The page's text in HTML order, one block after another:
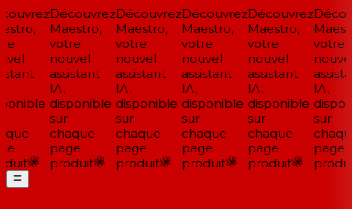
Découvrez
Maestro,
votre
nouvel
assistant
IA,
disponible
sur
chaque
page
produit
Découvrez
Maestro,
votre
nouvel
assistant
IA,
disponible
sur
chaque
page
produit
Découvrez
Maestro,
votre
nouvel
assistant
IA,
disponible
sur
chaque
page
produit
Découvrez
Maestro,
votre
nouvel
assistant
IA,
disponible
sur
chaque
page
produit
votre
nouvel
IA,
sur
page
produit